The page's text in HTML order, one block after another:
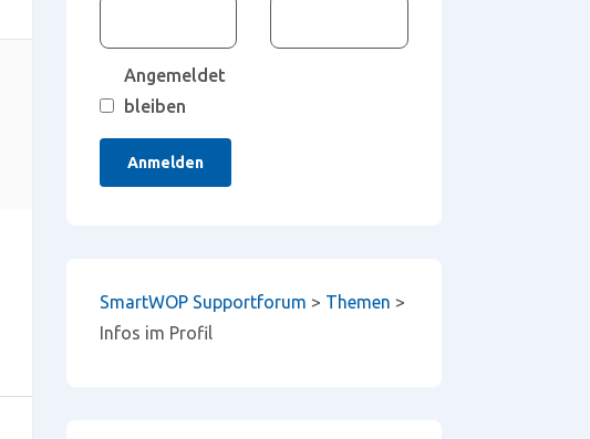
Angemeldet
bleiben
Anmelden
SmartWOP Supportforum > Themen >
Infos im Profil